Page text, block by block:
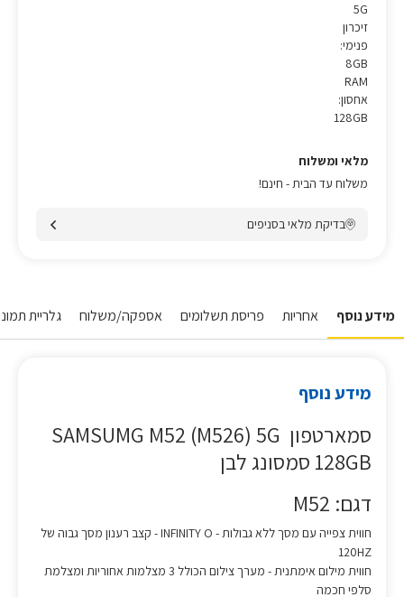
5G
זיכרון
פנימי:
8GB
RAM
אחסון:
128GB
מלאי ומשלוח
משלוח עד הבית - חינם!
בדיקת מלאי בסניפים
מידע נוסף אחריות פריסת תשלומים אספקה/משלוח גלריית
מידע נוסף
סמארטפון SAMSUMG M52 (M526) 5G
128GB סמסונג לבן
דגם: M52
חווית צפייה עם מסך ללא גבולות - INFINITY O - קצב רענון מסך גבוה של
120HZ
חווית מילום אימתנית - מערך צילום הכולל 3 מצלמות אחוריות ומצלמת
סלפי חכמה